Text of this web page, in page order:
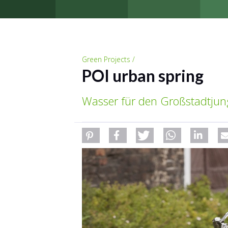
Green Projects /
POI urban spring
Wasser für den